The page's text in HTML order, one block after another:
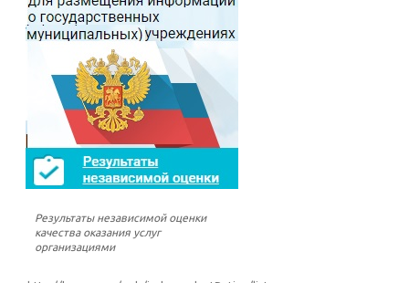
Результаты независимой оценки
качества оказания услуг
организациями